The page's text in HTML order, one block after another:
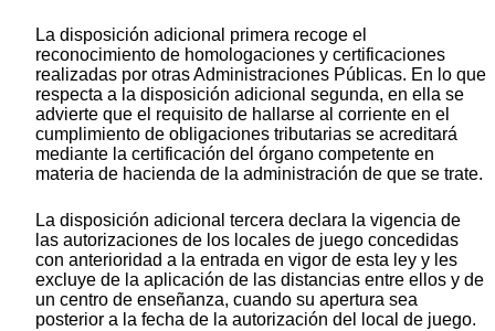
La disposición adicional primera recoge el
reconocimiento de homologaciones y certificaciones
realizadas por otras Administraciones Públicas. En lo que
respecta a la disposición adicional segunda, en ella se
advierte que el requisito de hallarse al corriente en el
cumplimiento de obligaciones tributarias se acreditará
mediante la certificación del órgano competente en
materia de hacienda de la administración de que se trate.
La disposición adicional tercera declara la vigencia de
las autorizaciones de los locales de juego concedidas
con anterioridad a la entrada en vigor de esta ley y les
excluye de la aplicación de las distancias entre ellos y de
un centro de enseñanza, cuando su apertura sea
posterior a la fecha de la autorización del local de juego.